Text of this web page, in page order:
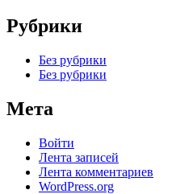
Рубрики
Без рубрики
Без рубрики
Мета
Войти
Лента записей
Лента комментариев
WordPress.org